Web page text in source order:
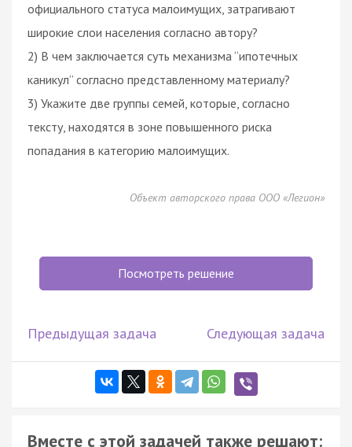
официального статуса малоимущих, затрагивают
широкие слои населения согласно автору?
2) В чем заключается суть механизма “ипотечных
каникул” согласно представленному материалу?
3) Укажите две группы семей, которые, согласно
тексту, находятся в зоне повышенного риска
попадания в категорию малоимущих.
Объект авторского права ООО «Легион»
Посмотреть решение
Предыдущая задача Следующая задача
Вместе с этой задачей также решают: